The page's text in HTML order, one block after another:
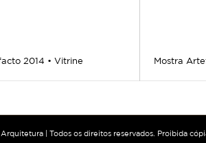
2014 • Vitrine Mostra
| Todos os direitos reservados. Proibida